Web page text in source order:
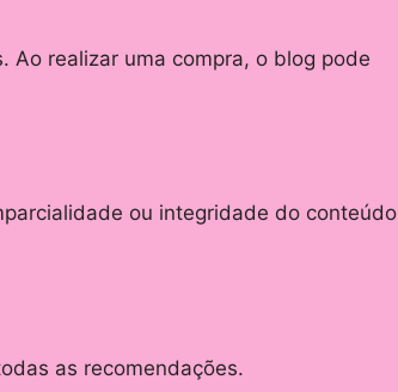
Ao realizar uma compra, o blog pode
ou integridade do conteúdo
as recomendações.